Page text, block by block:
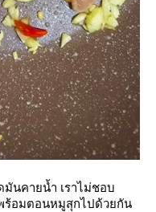
มันคายน้ำ เราไม่ชอบ
ร้อมตอนหมูสุกไปด้วยกัน